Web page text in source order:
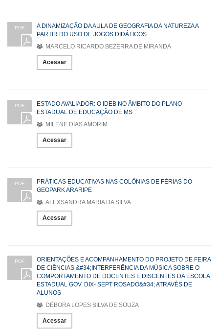
PDF
A DINAMIZAÇÃO DA AULA DE GEOGRAFIA DA NATUREZA A
PARTIR DO USO DE JOGOS DIDÁTICOS
MARCELO RICARDO BEZERRA DE MIRANDA
Acessar
PDF
ESTADO AVALIADOR: O IDEB NO ÂMBITO DO PLANO
ESTADUAL DE EDUCAÇÃO DE MS
MILENE DIAS AMORIM
Acessar
PDF
PRÁTICAS EDUCATIVAS NAS COLÔNIAS DE FÉRIAS DO
GEOPARK ARARIPE
ALEXSANDRA MARIA DA SILVA
Acessar
PDF
ORIENTAÇÕES E ACOMPANHAMENTO DO PROJETO DE FEIRA
DE CIÊNCIAS &#34;INTERFERÊNCIA DA MÚSICA SOBRE O
COMPORTAMENTO DE DOCENTES E DISCENTES DA ESCOLA
ESTADUAL GOV. DIX- SEPT ROSADO&#34; ATRAVÉS DE
ALUNOS
DÉBORA LOPES SILVA DE SOUZA
Acessar